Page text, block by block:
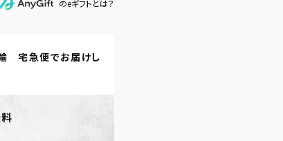
のeギフトとは？
宅急便でお届けし